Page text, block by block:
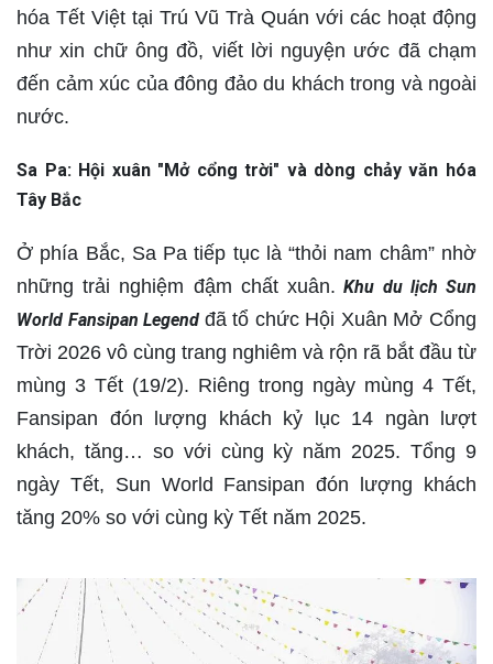
hóa Tết Việt tại Trú Vũ Trà Quán với các hoạt động
như xin chữ ông đồ, viết lời nguyện ước đã chạm
đến cảm xúc của đông đảo du khách trong và ngoài
nước.
Sa Pa: Hội xuân "Mở cổng trời" và dòng chảy văn hóa
Tây Bắc
Ở phía Bắc, Sa Pa tiếp tục là “thỏi nam châm” nhờ
những trải nghiệm đậm chất xuân. Khu du lịch Sun
World Fansipan Legend đã tổ chức Hội Xuân Mở Cổng
Trời 2026 vô cùng trang nghiêm và rộn rã bắt đầu từ
mùng 3 Tết (19/2). Riêng trong ngày mùng 4 Tết,
Fansipan đón lượng khách kỷ lục 14 ngàn lượt
khách, tăng… so với cùng kỳ năm 2025. Tổng 9
ngày Tết, Sun World Fansipan đón lượng khách
tăng 20% so với cùng kỳ Tết năm 2025.